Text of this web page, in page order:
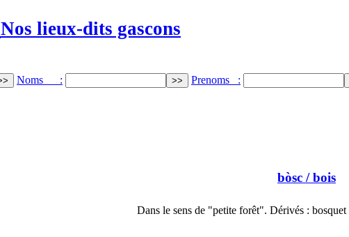
Nos lieux-dits gascons
Noms : Prenoms :
bòsc / bois
Dans le sens de "petite forêt". Dérivés :